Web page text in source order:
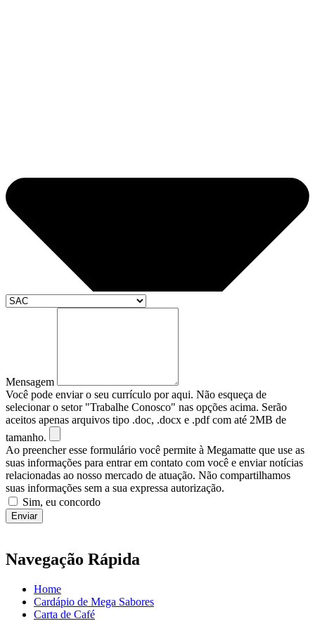
Mensagem
Você pode enviar o seu currículo por aqui. Não esqueça de
selecionar o setor "Trabalhe Conosco" nas opções acima. Serão
aceitos apenas arquivos tipo .doc, .docx e .pdf com até 2MB de
tamanho.
Ao preencher esse formulário você permite à Megamatte que use as
suas informações para entrar em contato com você e enviar notícias
relacionadas ao nosso mercado de atuação. Não compartilhamos
suas informações sem a sua expressa autorização.
Sim, eu concordo
Enviar
Navegação Rápida
Home
Cardápio de Mega Sabores
Carta de Café